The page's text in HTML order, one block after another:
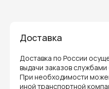
Доставка
Доставка по России
выдачи заказов
При необходимости
иной транспортной
Гарантия и
ремонт и сервис